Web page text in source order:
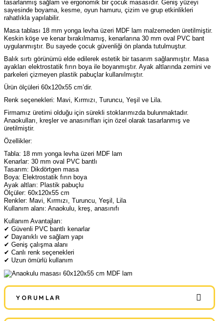
tasarlanmış sağlam ve ergonomik bir çocuk masasıdır. Geniş yüzeyi
sayesinde boyama, kesme, oyun hamuru, çizim ve grup etkinlikleri
rahatlıkla yapılabilir.
Masa tablası 18 mm yonga levha üzeri MDF lam malzemeden üretilmiştir.
Keskin köşe ve kenar bırakılmamış, kenarlarına 30 mm oval PVC bant
uygulanmıştır. Bu sayede çocuk güvenliği ön planda tutulmuştur.
Balık sırtı görünümü elde edilerek estetik bir tasarım sağlanmıştır. Masa
ayakları elektrostatik fırın boya ile boyanmıştır. Ayak altlarında zemini ve
parkeleri çizmeyen plastik pabuçlar kullanılmıştır.
Ürün ölçüleri 60x120x55 cm’dir.
Renk seçenekleri: Mavi, Kırmızı, Turuncu, Yeşil ve Lila.
Firmamız üretimi olduğu için sürekli stoklarımızda bulunmaktadır.
Anaokulları, kreşler ve anasınıfları için özel olarak tasarlanmış ve
üretilmiştir.
Özellikler:
Tabla: 18 mm yonga levha üzeri MDF lam
Kenarlar: 30 mm oval PVC bantlı
Tasarım: Dikdörtgen masa
Boya: Elektrostatik fırın boya
Ayak altları: Plastik pabuçlu
Ölçüler: 60x120x55 cm
Renkler: Mavi, Kırmızı, Turuncu, Yeşil, Lila
Kullanım alanı: Anaokulu, kreş, anasınıfı
Kullanım Avantajları:
✔ Güvenli PVC bantlı kenarlar
✔ Dayanıklı ve sağlam yapı
✔ Geniş çalışma alanı
✔ Canlı renk seçenekleri
✔ Uzun ömürlü kullanım
YORUMLAR